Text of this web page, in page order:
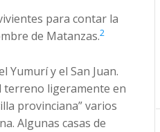
para contar la
de Matanzas.2
Yumurí y el San Juan.
terreno ligeramente en
provinciana” varios
Algunas casas de